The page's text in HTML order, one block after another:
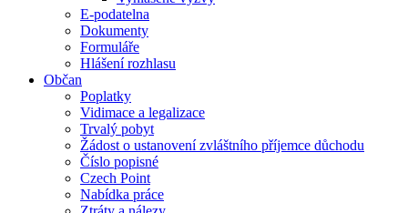
E-podatelna
Dokumenty
Formuláře
Hlášení rozhlasu
Občan
Poplatky
Vidimace a legalizace
Trvalý pobyt
Žádost o ustanovení zvláštního příjemce důchodu
Číslo popisné
Czech Point
Nabídka práce